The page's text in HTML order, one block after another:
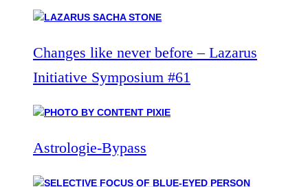
Changes like never before – Lazarus
Initiative Symposium #61
Astrologie-Bypass